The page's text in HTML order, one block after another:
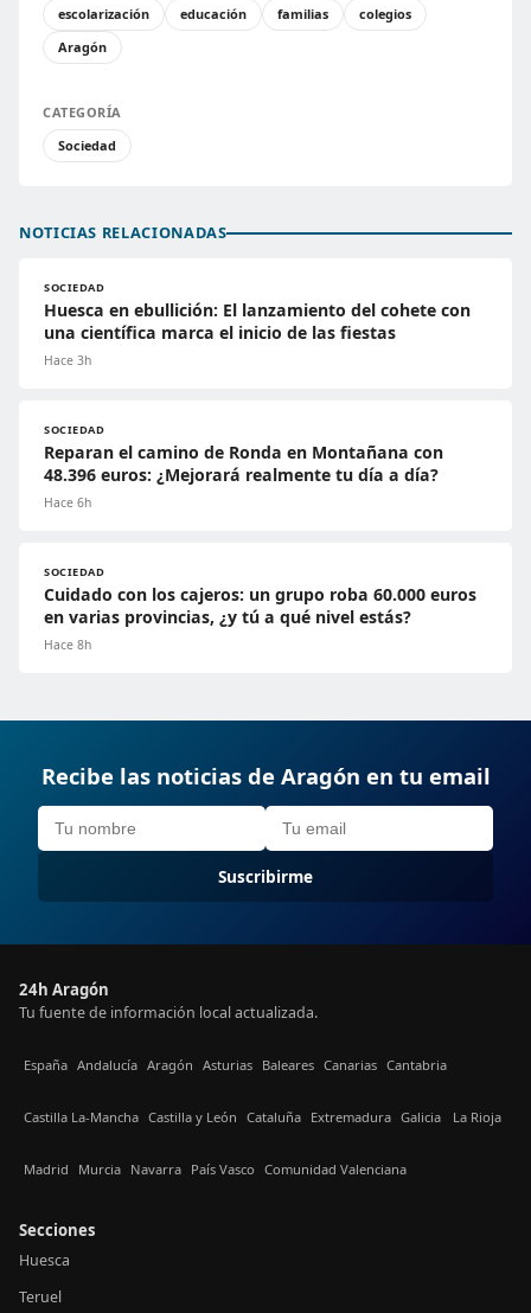
escolarización
educación familias
colegios
Aragón
CATEGORÍA
Sociedad
NOTICIAS RELACIONADAS
SOCIEDAD
Huesca en ebullición: El lanzamiento del cohete con
una científica marca el inicio de las fiestas
Hace 3h
SOCIEDAD
Reparan el camino de Ronda en Montañana con
48.396 euros: ¿Mejorará realmente tu día a día?
Hace 6h
SOCIEDAD
Cuidado con los cajeros: un grupo roba 60.000 euros
en varias provincias, ¿y tú a qué nivel estás?
Hace 8h
Recibe las noticias de Aragón en tu email
Suscribirme
24h Aragón
Tu fuente de información local actualizada.
España Andalucía Aragón Asturias Baleares Canarias Cantabria
Castilla La-Mancha Castilla y León Cataluña Extremadura Galicia La Rioja
Madrid Murcia Navarra País Vasco Comunidad Valenciana
Secciones
Huesca
Teruel